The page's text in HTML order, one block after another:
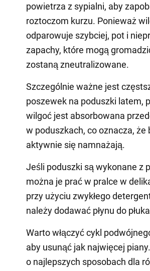
powietrza z sypialni, aby
roztoczom kurzu. Ponieważ
odparowuje szybciej, pot i
zapachy, które mogą
zostaną zneutralizowane.
Szczególnie ważne jest
poszewek na poduszki latem,
wilgoć jest absorbowana
w poduszkach, co oznacza, że
aktywnie się namnażają.
Jeśli poduszki są wykonane z
można je prać w pralce w
przy użyciu zwykłego
należy dodawać płynu do
Warto włączyć cykl
aby usunąć jak najwięcej
o najlepszych sposobach dla